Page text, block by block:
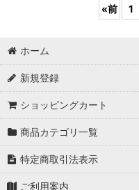
«前 1
ホーム
新規登録
ショッピングカート
商品カテゴリ一覧
特定商取引法表示
ご利用案内